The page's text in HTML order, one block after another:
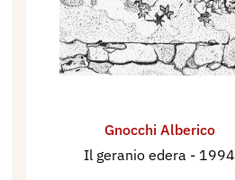
Gnocchi Alberico
Il geranio edera - 1994